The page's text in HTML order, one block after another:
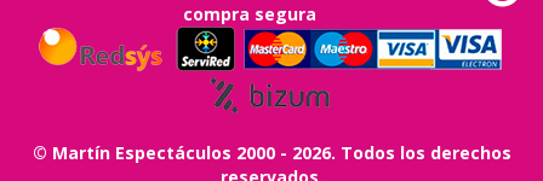
compra segura
© Martín Espectáculos 2000 - 2026. Todos los derechos